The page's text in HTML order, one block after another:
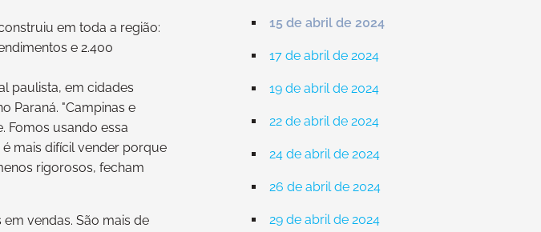
em toda a região:
e 2.400
paulista, em cidades
Paraná. "Campinas e
Fomos usando essa
mais difícil vender porque
rigorosos, fecham
vendas. São mais de
15 de abril de 2024
17 de abril de 2024
19 de abril de 2024
22 de abril de 2024
24 de abril de 2024
26 de abril de 2024
29 de abril de 2024